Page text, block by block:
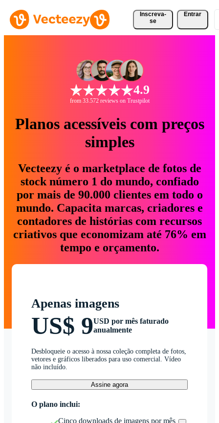
Inscreva-
se
Entrar
4.9
from 33.572 reviews on Trustpilot
Planos acessíveis com preços
simples
Vecteezy é o marketplace de fotos de
stock número 1 do mundo, confiado
por mais de 90.000 clientes em todo o
mundo. Capacita marcas, criadores e
contadores de histórias com recursos
criativos que economizam até 76% em
tempo e orçamento.
Apenas imagens
US$ 9USD por mês faturado
anualmente
Desbloqueie o acesso à nossa coleção completa de fotos,
vetores e gráficos liberados para uso comercial. Vídeo
não incluído.
Assine agora
O plano inclui:
Cinco downloads de imagens por mês